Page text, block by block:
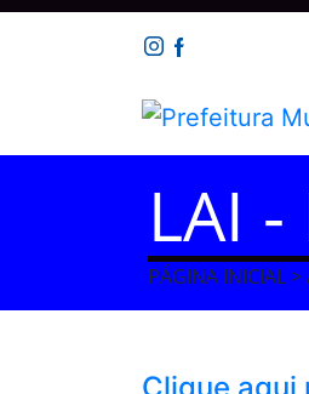
LAI -
PÁGINA INICIAL >
Clique aqui